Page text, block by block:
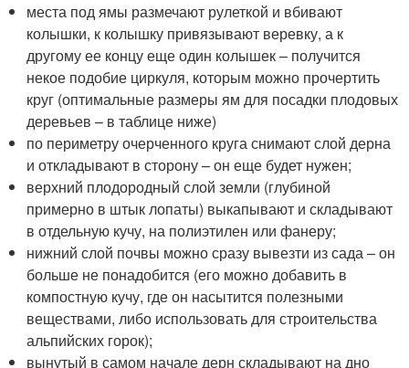
места под ямы размечают рулеткой и вбивают
колышки, к колышку привязывают веревку, а к
другому ее концу еще один колышек – получится
некое подобие циркуля, которым можно прочертить
круг (оптимальные размеры ям для посадки плодовых
деревьев – в таблице ниже)
по периметру очерченного круга снимают слой дерна
и откладывают в сторону – он еще будет нужен;
верхний плодородный слой земли (глубиной
примерно в штык лопаты) выкапывают и складывают
в отдельную кучу, на полиэтилен или фанеру;
нижний слой почвы можно сразу вывезти из сада – он
больше не понадобится (его можно добавить в
компостную кучу, где он насытится полезными
веществами, либо использовать для строительства
альпийских горок);
вынутый в самом начале дерн складывают на дно